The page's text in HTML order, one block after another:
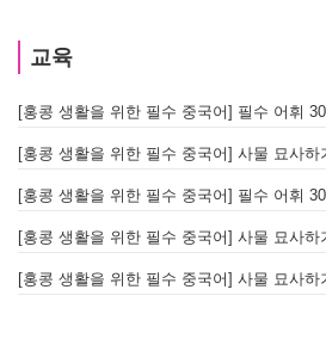
교육
[홍콩 생활을 위한 필수 중국어] 필수 어휘
[홍콩 생활을 위한 필수 중국어] 사물 묘사하
[홍콩 생활을 위한 필수 중국어] 필수 어휘
[홍콩 생활을 위한 필수 중국어] 사물 묘사하
[홍콩 생활을 위한 필수 중국어] 사물 묘사하